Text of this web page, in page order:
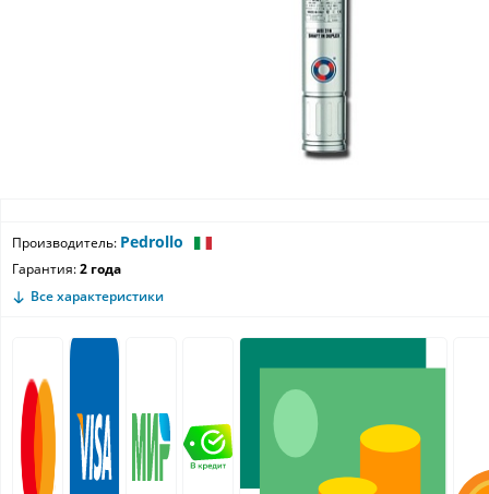
Производитель: Pedrollo
Гарантия:2 года
Все характеристики